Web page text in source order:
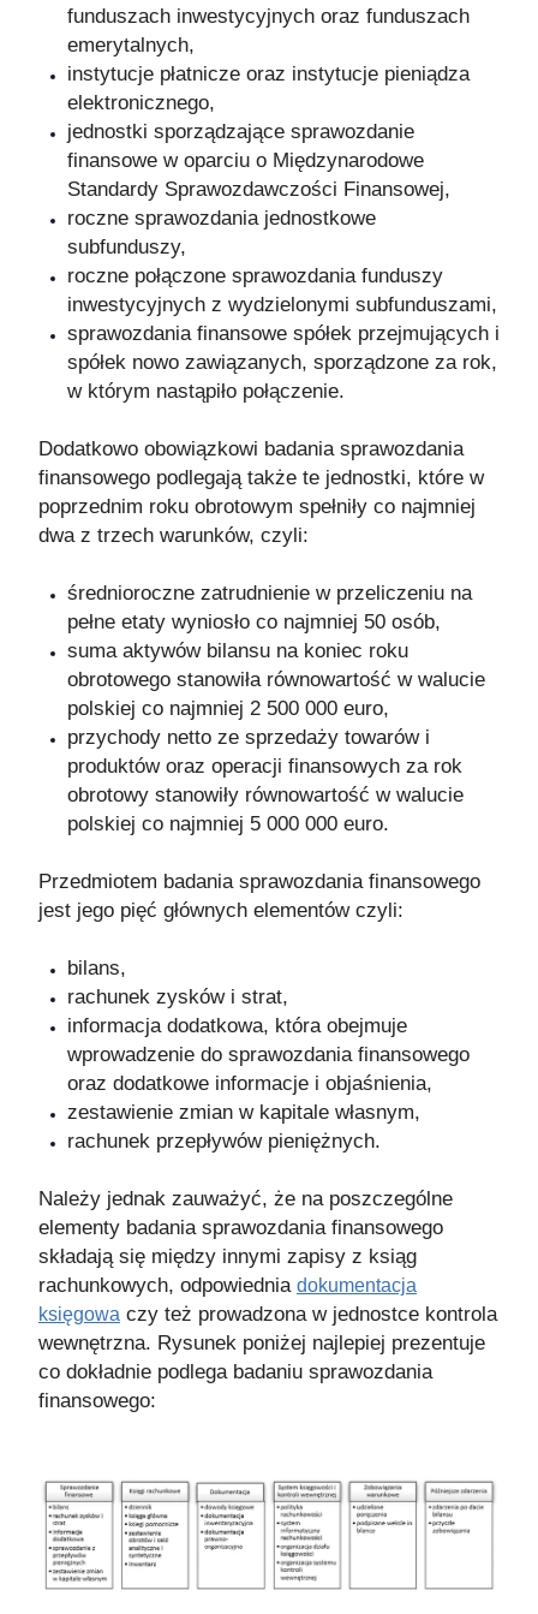
funduszach inwestycyjnych oraz funduszach
emerytalnych,
instytucje płatnicze oraz instytucje pieniądza
elektronicznego,
jednostki sporządzające sprawozdanie
finansowe w oparciu o Międzynarodowe
Standardy Sprawozdawczości Finansowej,
roczne sprawozdania jednostkowe
subfunduszy,
roczne połączone sprawozdania funduszy
inwestycyjnych z wydzielonymi subfunduszami,
sprawozdania finansowe spółek przejmujących i
spółek nowo zawiązanych, sporządzone za rok,
w którym nastąpiło połączenie.
Dodatkowo obowiązkowi badania sprawozdania
finansowego podlegają także te jednostki, które w
poprzednim roku obrotowym spełniły co najmniej
dwa z trzech warunków, czyli:
średnioroczne zatrudnienie w przeliczeniu na
pełne etaty wyniosło co najmniej 50 osób,
suma aktywów bilansu na koniec roku
obrotowego stanowiła równowartość w walucie
polskiej co najmniej 2 500 000 euro,
przychody netto ze sprzedaży towarów i
produktów oraz operacji finansowych za rok
obrotowy stanowiły równowartość w walucie
polskiej co najmniej 5 000 000 euro.
Przedmiotem badania sprawozdania finansowego
jest jego pięć głównych elementów czyli:
bilans,
rachunek zysków i strat,
informacja dodatkowa, która obejmuje
wprowadzenie do sprawozdania finansowego
oraz dodatkowe informacje i objaśnienia,
zestawienie zmian w kapitale własnym,
rachunek przepływów pieniężnych.
Należy jednak zauważyć, że na poszczególne
elementy badania sprawozdania finansowego
składają się między innymi zapisy z ksiąg
rachunkowych, odpowiednia dokumentacja
księgowa czy też prowadzona w jednostce kontrola
wewnętrzna. Rysunek poniżej najlepiej prezentuje
co dokładnie podlega badaniu sprawozdania
finansowego: